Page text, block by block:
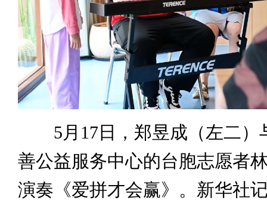
5月17日，郑昱成（左二）
善公益服务中心的台胞志愿者
演奏《爱拼才会赢》。新华社